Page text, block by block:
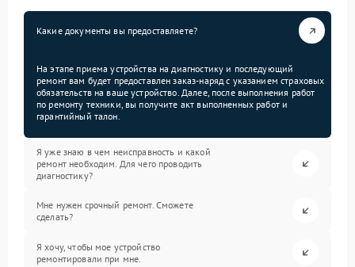
Какие документы вы предоставляете?
На этапе приема устройства на диагностику и последующий
ремонт вам будет предоставлен заказ-наряд с указанием страховых
обязательств на ваше устройство. Далее, после выполнения работ
по ремонту техники, вы получите акт выполненных работ и
гарантийный талон.
Я уже знаю в чем неисправность и какой
ремонт необходим. Для чего проводить
диагностику?
Мне нужен срочный ремонт. Сможете
сделать?
Я хочу, чтобы мое устройство
ремонтировали при мне.